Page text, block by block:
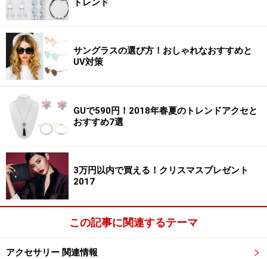
リング。1点1点丹精込めて、手作業で作られたリング
は、華奢な作りなので、1個付けはもちろん、重ね付け
もおすすめです。
す。
※記事内容は執筆時点のものです。最新の内容をご確認くださ
い。
トレンド
サングラスの選び方！おしゃれなおすすめと
UV対策
GUで590円！2018年春夏のトレンドアクセと
おすすめ7選
3万円以内で買える！クリスマスプレゼント
2017
この記事に関連するテーマ
アクセサリー 関連情報